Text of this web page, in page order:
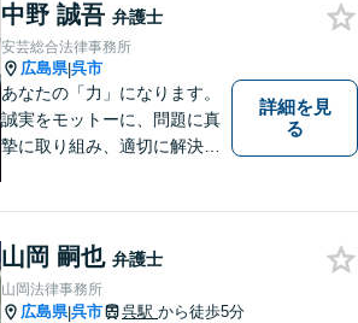
など。話しにくいことも安心
してご相談ください。あなた
の気持ちに寄り添い、丁寧に
お応えします。
中野 誠吾 弁護士
安芸総合法律事務所
広島県|呉市
あなたの「力」になります。
誠実をモットーに、問題に真
摯に取り組み、適切に解決で
くなるような事務所作りを心
がけています。一人で悩ま
ず、お気軽にご相談下さい。
詳細を見
る
山岡 嗣也 弁護士
山岡法律事務所
広島県|呉市 呉駅 から徒歩5分